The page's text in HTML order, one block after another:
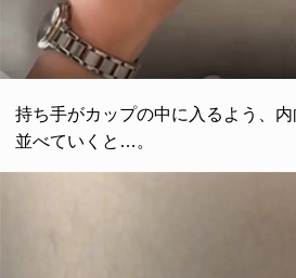
持ち手がカップの中に入るよう、
並べていくと…。